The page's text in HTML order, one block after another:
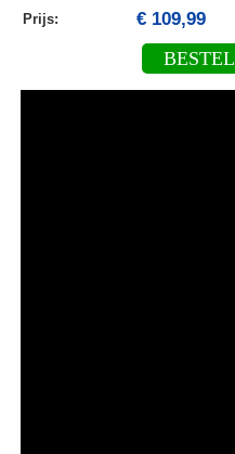
Prijs: € 109,99
BESTEL